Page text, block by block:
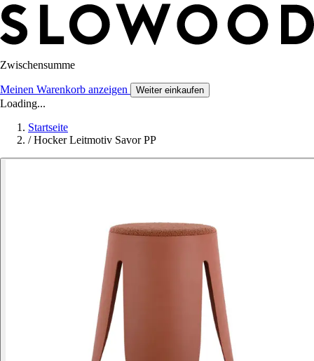
Zwischensumme
Meinen Warenkorb anzeigen Weiter einkaufen
Loading...
Startseite
/ Hocker Leitmotiv Savor PP